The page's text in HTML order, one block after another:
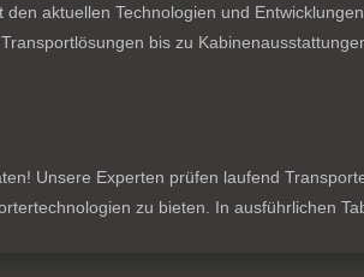
aktuellen Technologien und
bis zu
Unsere Experten prüfen laufend
zu bieten. In ausführlichen